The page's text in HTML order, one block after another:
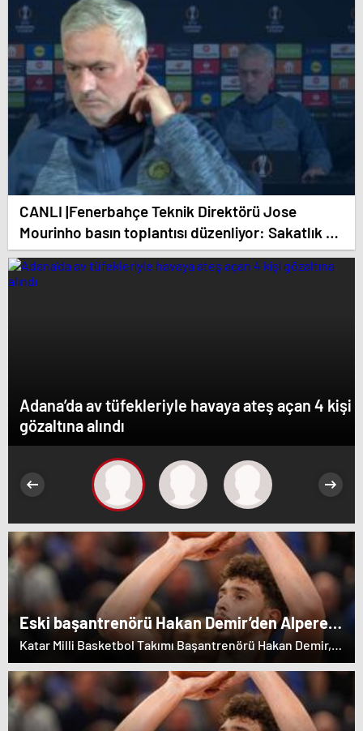
CANLI |Fenerbahçe Teknik Direktörü Jose
Mourinho basın toplantısı düzenliyor: Sakatlık ve
Mauro Icardi cevabı!
Adana’da av tüfekleriyle havaya ateş açan 4 kişi
gözaltına alındı
Eski başantrenörü Hakan Demir’den Alperen
Şengün’e övgü
Katar Milli Basketbol Takımı Başantrenörü Hakan Demir,
eski öğrencisi Alperen Şengün'e övgülerde bulundu.